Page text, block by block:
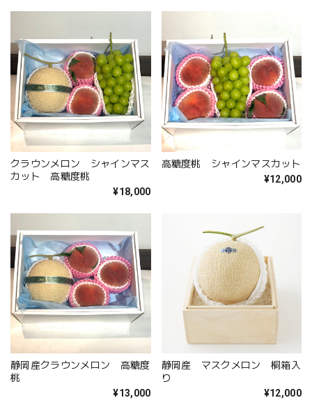
クラウンメロン シャインマス
カット 高糖度桃
¥18,000
高糖度桃 シャインマスカット
¥12,000
静岡産クラウンメロン 高糖度
桃
¥13,000
静岡産 マスクメロン 桐箱入
り
¥12,000